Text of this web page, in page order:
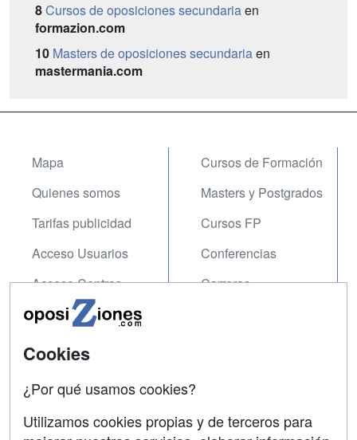
8Cursos de oposiciones secundariaen
formazion.com
10 Masters de oposiciones secundariaen
mastermania.com
Mapa
Quienes somos
Tarifas publicidad
Acceso Usuarios
Acceso Centros
Cursos de Formación
Masters y Postgrados
Cursos FP
Conferencias
Carreras
Contactar
Cookies
¿Por qué usamos cookies?
Utilizamos cookies propias y de terceros para